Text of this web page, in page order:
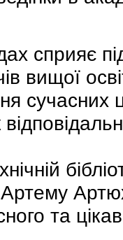
сприяє
вищої
сучасних
Артему
та